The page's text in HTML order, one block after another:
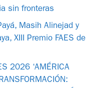
sin fronteras
Masih Alinejad y
XIII Premio FAES de
2026 ‘AMÉRICA